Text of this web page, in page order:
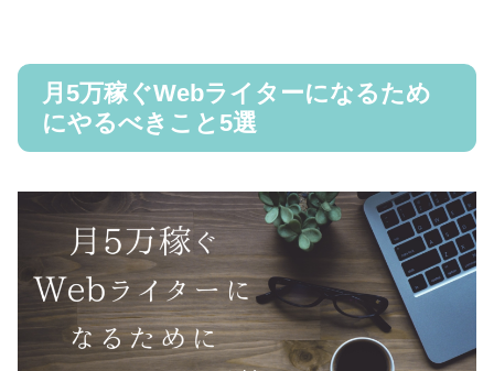
月5万稼ぐWebライターになるため
にやるべきこと5選